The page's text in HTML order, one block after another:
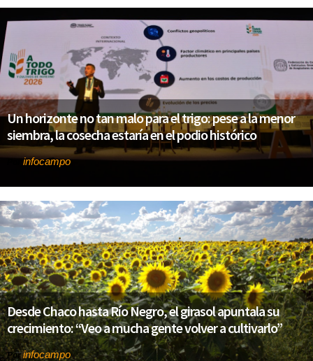
Un horizonte no tan malo para el trigo: pese a la menor
siembra, la cosecha estaría en el podio histórico
infocampo
Desde Chaco hasta Río Negro, el girasol apuntala su
crecimiento: “Veo a mucha gente volver a cultivarlo”
Porinfocampo